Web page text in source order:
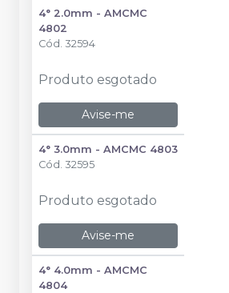
4° 2.0mm - AMCMC
4802
Cód. 32594
Produto esgotado
Avise-me
4° 3.0mm - AMCMC 4803
Cód. 32595
Produto esgotado
Avise-me
4° 4.0mm - AMCMC
4804